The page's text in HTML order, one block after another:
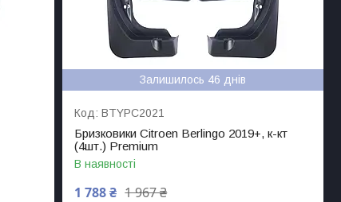
Залишилось 46 днів
BTYPC2021
Бризковики Citroen Berlingo 2019+, к-кт
(4шт.) Premium
В наявності
1 967 ₴
1 788 ₴